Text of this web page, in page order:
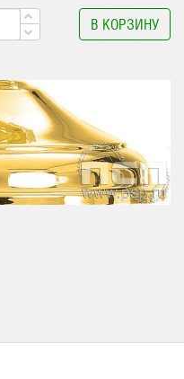
В КОРЗИНУ